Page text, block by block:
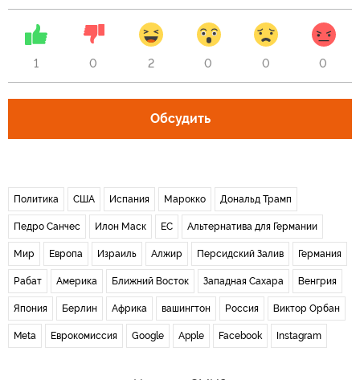
1 0 2 0 0 0
Обсудить
Политика США Испания Марокко Дональд Трамп
Педро Санчес Илон Маск ЕС Альтернатива для Германии
Мир Европа Израиль Алжир Персидский Залив Германия
Рабат Америка Ближний Восток Западная Сахара Венгрия
Япония Берлин Африка вашингтон Россия Виктор Орбан
Meta Еврокомиссия Google Apple Facebook Instagram